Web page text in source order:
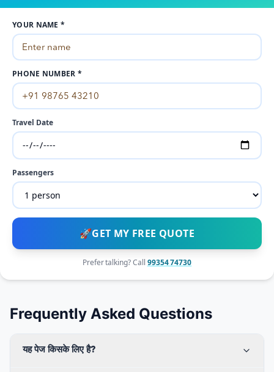
YOUR NAME *
PHONE NUMBER *
Travel Date
Passengers
🚀GET MY FREE QUOTE
Prefer talking? Call 99354 74730
Frequently Asked Questions
यह पेज किसके लिए है?